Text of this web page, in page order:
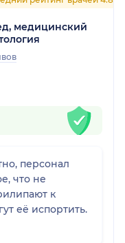
медицинский
персонал
что не
к
её испортить.